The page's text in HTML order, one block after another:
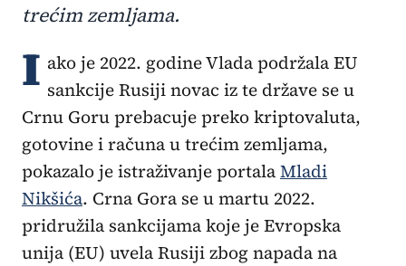
trećim zemljama.
I ako je 2022. godine Vlada podržala EU
sankcije Rusiji novac iz te države se u
Crnu Goru prebacuje preko kriptovaluta,
gotovine i računa u trećim zemljama,
pokazalo je istraživanje portalaMladi
Nikšića. Crna Gora se u martu 2022.
pridružila sankcijama koje je Evropska
unija (EU) uvela Rusiji zbog napada na